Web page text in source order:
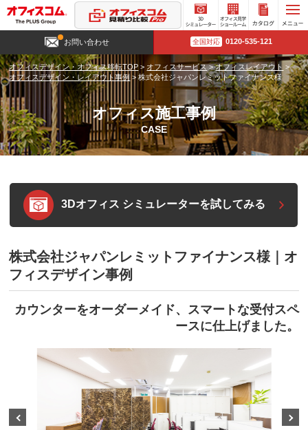
3D
シミュ
レータ
ー
オフィ
ス見学
ショー
ルーム
お問い合わせ 全国対応 0120-535-121
オフィスデザイン・オフィス移転TOP > オフィスサービス>オフィスレイアウト >
オフィスデザイン・レイアウト事例 >株式会社ジャパンレミットファイナンス様
オフィス施工事例
CASE
3Dオフィス シミュレーターを試してみる
株式会社ジャパンレミットファイナンス様｜オ
フィスデザイン事例
カウンターをオーダーメイド、スマートな受付スペ
ースに仕上げました。